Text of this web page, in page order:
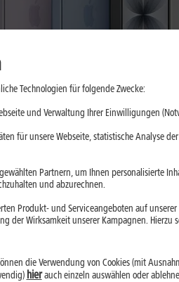
neue iPhone
Technologien für folgende Zwecke:
und Verwaltung Ihrer Einwilligungen
für unsere Webseite, statistische Analyse
Partnern, um Ihnen personalisierte
und abzurechnen.
Produkt- und Serviceangeboten auf
der Wirksamkeit unserer Kampagnen.
die Verwendung von Cookies (mit
hierauch einzeln auswählen oder